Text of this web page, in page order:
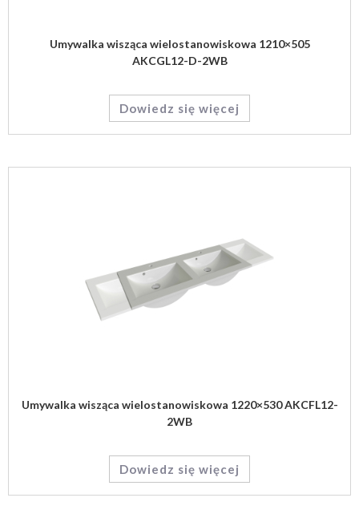
Umywalka wisząca wielostanowiskowa 1210×505
AKCGL12-D-2WB
Dowiedz się więcej
Umywalka wisząca wielostanowiskowa 1220×530 AKCFL12-
2WB
Dowiedz się więcej